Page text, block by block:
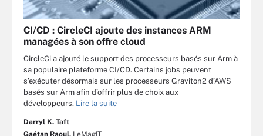
CI/CD : CircleCI ajoute des instances ARM
managées à son offre cloud
CircleCi a ajouté le support des processeurs basés sur Arm à
sa populaire plateforme CI/CD. Certains jobs peuvent
s’exécuter désormais sur les processeurs Graviton2 d’AWS
basés sur Arm afin d’offrir plus de choix aux
développeurs. Lire la suite
Darryl K. Taft
Gaétan Raoul, LeMagIT